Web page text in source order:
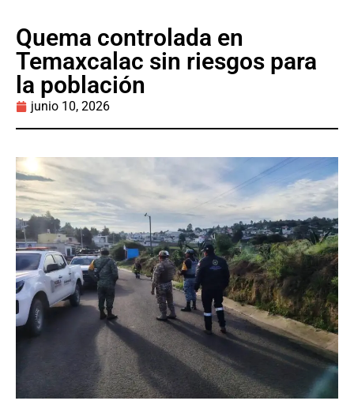
Quema controlada en
Temaxcalac sin riesgos para
la población
junio 10, 2026